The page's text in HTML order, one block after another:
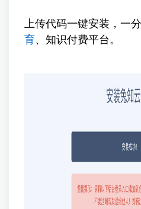
上传代码一键安装，一
育、知识付费平台。